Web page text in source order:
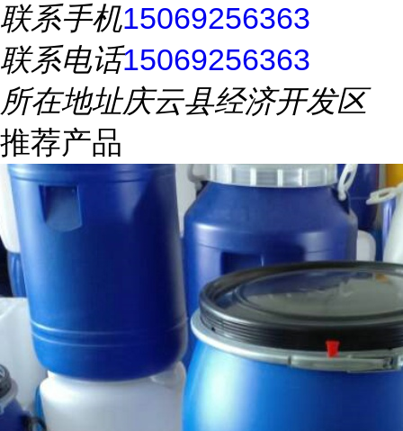
联系手机15069256363
联系电话15069256363
所在地址庆云县经济开发区
推荐产品